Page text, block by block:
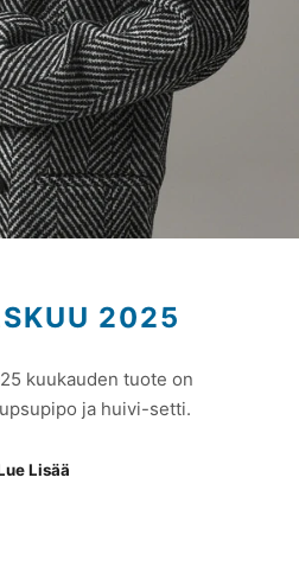
2025
kuukauden tuote on
ja huivi-setti.
Lisää